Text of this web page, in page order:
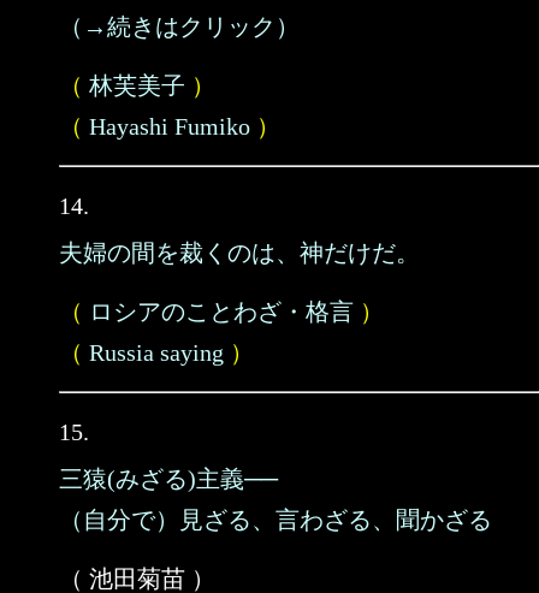
（→続きはクリック）
（ 林芙美子 ）
（ Hayashi Fumiko ）
14.
夫婦の間を裁くのは、神だけだ。
（ ロシアのことわざ・格言 ）
（ Russia saying ）
15.
三猿(みざる)主義──
（自分で）見ざる、言わざる、聞かざる
（ 池田菊苗 ）